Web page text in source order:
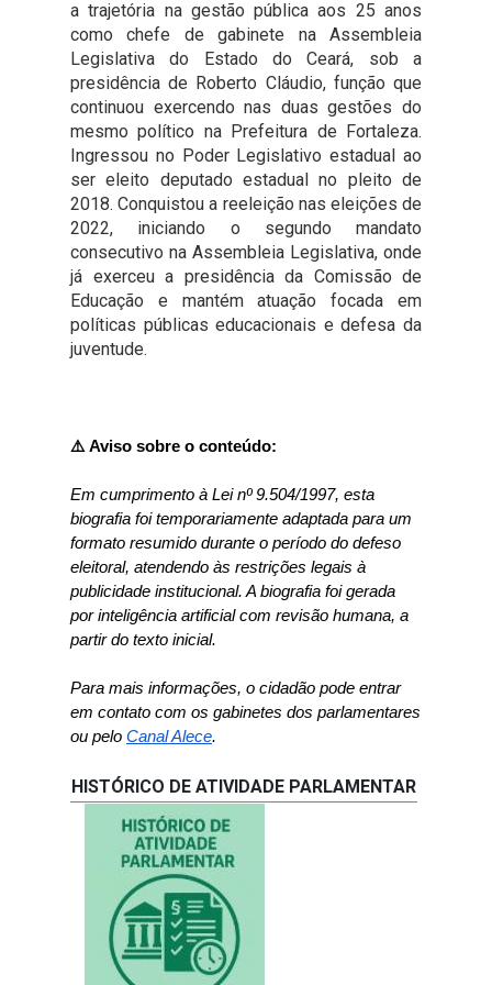
2ª Companhia de Polícia de
Guarda (2ª CPG)
Departamento de
Documentação e Informação
a trajetória na gestão pública aos 25 anos
como chefe de gabinete na Assembleia
Legislativa do Estado do Ceará, sob a
presidência de Roberto Cláudio, função que
continuou exercendo nas duas gestões do
mesmo político na Prefeitura de Fortaleza.
Ingressou no Poder Legislativo estadual ao
ser eleito deputado estadual no pleito de
2018. Conquistou a reeleição nas eleições de
2022, iniciando o segundo mandato
consecutivo na Assembleia Legislativa, onde
já exerceu a presidência da Comissão de
Educação e mantém atuação focada em
políticas públicas educacionais e defesa da
juventude.
⚠️ Aviso sobre o conteúdo:
Em cumprimento à Lei nº 9.504/1997, esta
biografia foi temporariamente adaptada para um
formato resumido durante o período do defeso
eleitoral, atendendo às restrições legais à
publicidade institucional. A biografia foi gerada
por inteligência artificial com revisão humana, a
partir do texto inicial.
Para mais informações, o cidadão pode entrar
em contato com os gabinetes dos parlamentares
ou pelo Canal Alece(Abre em nova janela)
.
HISTÓRICO DE ATIVIDADE PARLAMENTAR